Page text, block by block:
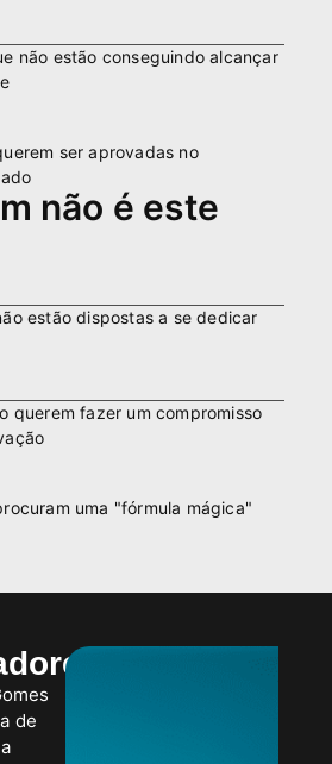
não estão conseguindo alcançar
ser aprovadas no
não é este
estão dispostas a se dedicar
querem fazer um compromisso
uma "fórmula mágica"
de